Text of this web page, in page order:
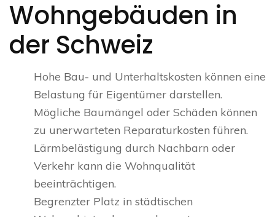
Wohngebäuden in
der Schweiz
Hohe Bau- und Unterhaltskosten können eine
Belastung für Eigentümer darstellen.
Mögliche Baumängel oder Schäden können
zu unerwarteten Reparaturkosten führen.
Lärmbelästigung durch Nachbarn oder
Verkehr kann die Wohnqualität
beeinträchtigen.
Begrenzter Platz in städtischen